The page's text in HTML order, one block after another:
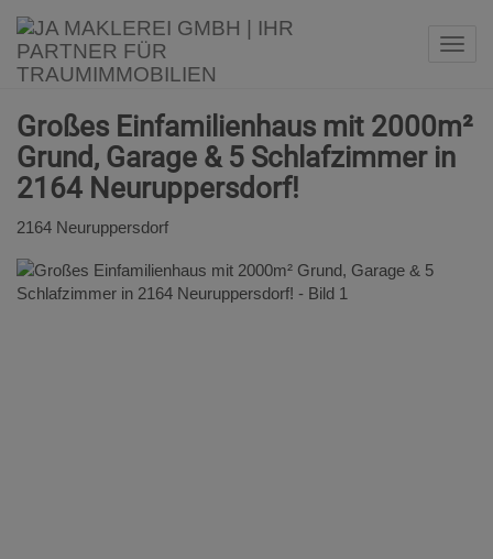
Großes Einfamilienhaus mit 2000m²
Grund, Garage & 5 Schlafzimmer in
2164 Neuruppersdorf!
2164 Neuruppersdorf